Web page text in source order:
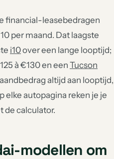
financial-leasebedragen
per maand. Dat laagste
i10over een lange looptijd;
à €130 en een Tucson
altijd aan looptijd,
elke autopagina reken je je
de calculator.
modellen om